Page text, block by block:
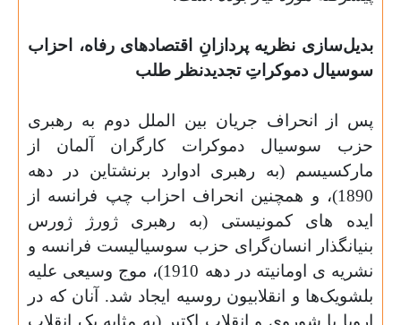
بدیل‌سازی نظریه پردازانِ اقتصادهای رفاه، احزاب
سوسیال دموکراتِ تجدیدنظر طلب
پس از انحراف جریان بین الملل دوم به رهبری
حزب سوسیال دموکرات کارگران آلمان از
مارکسیسم (به رهبری ادوارد برنشتاین در دهه
1890)، و همچنین انحراف احزاب چپ فرانسه از
ایده های کمونیستی (به رهبری ژورژ ژورس
بنیانگذار انسان‌گرای حزب سوسیالیست فرانسه و
نشریه ی اومانیته در دهه 1910)، موج وسیعی علیه
بلشویک‌ها و انقلابیون روسیه ایجاد شد. آنان که در
اروپا با شوروی و انقلاب اکتبر (به مثابه یک انقلاب